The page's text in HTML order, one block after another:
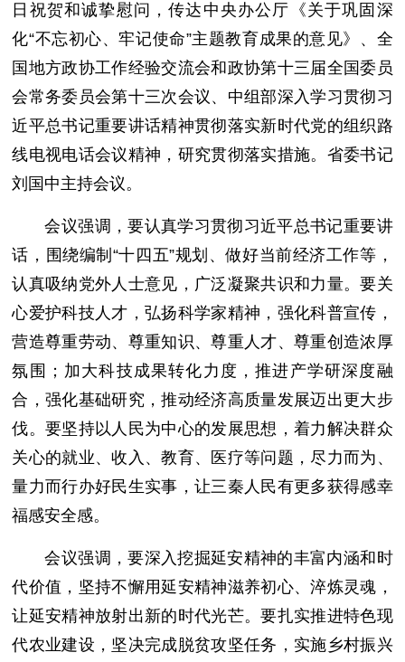
日祝贺和诚挚慰问，传达中央办公厅《关于巩固深
化“不忘初心、牢记使命”主题教育成果的意见》、全
国地方政协工作经验交流会和政协第十三届全国委员
会常务委员会第十三次会议、中组部深入学习贯彻习
近平总书记重要讲话精神贯彻落实新时代党的组织路
线电视电话会议精神，研究贯彻落实措施。省委书记
刘国中主持会议。
会议强调，要认真学习贯彻习近平总书记重要讲
话，围绕编制“十四五”规划、做好当前经济工作等，
认真吸纳党外人士意见，广泛凝聚共识和力量。要关
心爱护科技人才，弘扬科学家精神，强化科普宣传，
营造尊重劳动、尊重知识、尊重人才、尊重创造浓厚
氛围；加大科技成果转化力度，推进产学研深度融
合，强化基础研究，推动经济高质量发展迈出更大步
伐。要坚持以人民为中心的发展思想，着力解决群众
关心的就业、收入、教育、医疗等问题，尽力而为、
量力而行办好民生实事，让三秦人民有更多获得感幸
福感安全感。
会议强调，要深入挖掘延安精神的丰富内涵和时
代价值，坚持不懈用延安精神滋养初心、淬炼灵魂，
让延安精神放射出新的时代光芒。要扎实推进特色现
代农业建设，坚决完成脱贫攻坚任务，实施乡村振兴